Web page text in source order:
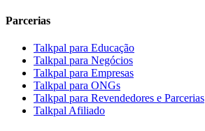
Parcerias
Talkpal para Educação
Talkpal para Negócios
Talkpal para Empresas
Talkpal para ONGs
Talkpal para Revendedores e Parcerias
Talkpal Afiliado